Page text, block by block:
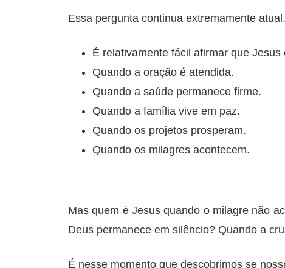
Essa pergunta continua extremamente atual.
É relativamente fácil afirmar que
Quando a oração é atendida.
Quando a saúde permanece firme.
Quando a família vive em paz.
Quando os projetos prosperam.
Quando os milagres acontecem.
Mas quem é Jesus quando o milagre não
Deus permanece em silêncio? Quando a
É nesse momento que descobrimos se